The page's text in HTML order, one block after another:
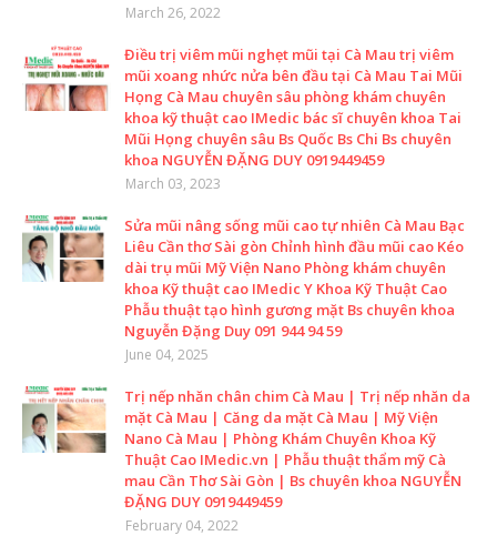
March 26, 2022
Điều trị viêm mũi nghẹt mũi tại Cà Mau trị viêm
mũi xoang nhức nửa bên đầu tại Cà Mau Tai Mũi
Họng Cà Mau chuyên sâu phòng khám chuyên
khoa kỹ thuật cao IMedic bác sĩ chuyên khoa Tai
Mũi Họng chuyên sâu Bs Quốc Bs Chi Bs chuyên
khoa NGUYỄN ĐẶNG DUY 0919449459
March 03, 2023
Sửa mũi nâng sống mũi cao tự nhiên Cà Mau Bạc
Liêu Cần thơ Sài gòn Chỉnh hình đầu mũi cao Kéo
dài trụ mũi Mỹ Viện Nano Phòng khám chuyên
khoa Kỹ thuật cao IMedic Y Khoa Kỹ Thuật Cao
Phẫu thuật tạo hình gương mặt Bs chuyên khoa
Nguyễn Đặng Duy 091 944 94 59
June 04, 2025
Trị nếp nhăn chân chim Cà Mau | Trị nếp nhăn da
mặt Cà Mau | Căng da mặt Cà Mau | Mỹ Viện
Nano Cà Mau | Phòng Khám Chuyên Khoa Kỹ
Thuật Cao IMedic.vn | Phẫu thuật thẩm mỹ Cà
mau Cần Thơ Sài Gòn | Bs chuyên khoa NGUYỄN
ĐẶNG DUY 0919449459
February 04, 2022